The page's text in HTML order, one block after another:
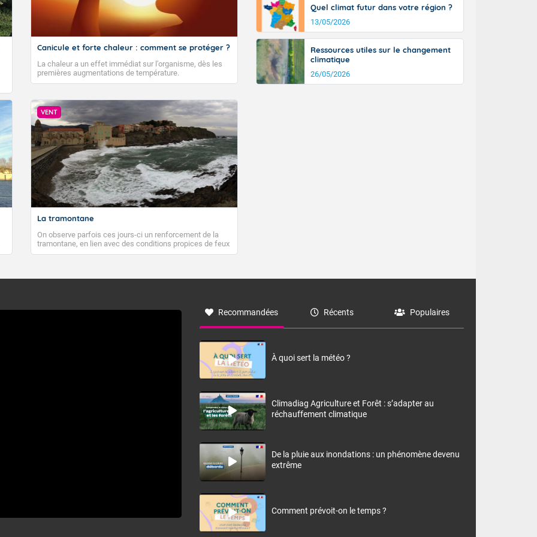
Canicule et forte chaleur : comment se protéger ?
La chaleur a un effet immédiat sur l’organisme, dès les
premières augmentations de température.
VENT
La tramontane
On observe parfois ces jours-ci un renforcement de la
tramontane, en lien avec des conditions propices de feux
de forêt. Mais qu'est-ce que la tramontane ? Quelles sont
à nord-ouest, dans un secteur qui part du Roussillon à la
monts, en allusion aux régions montagneuses d’où
Quel climat futur dans votre région ?
13/05/2026
Ressources utiles sur le changement
climatique
26/05/2026
Recommandées Récents Populaires
À quoi sert la météo ?
Climadiag Agriculture et Forêt : s’adapter au
réchauffement climatique
De la pluie aux inondations : un phénomène devenu
extrême
Comment prévoit-on le temps ?